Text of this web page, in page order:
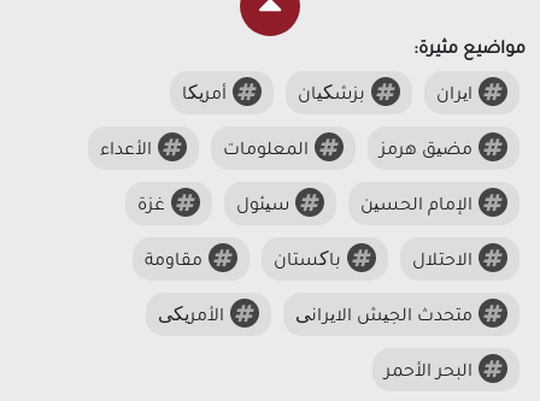
مواضيع مثيرة:
ایران بزشکیان أمریکا
مضیق هرمز المعلومات الأعداء
الإمام الحسین سیئول غزة
الاحتلال باکستان مقاومة
متحدث الجیش الایرانی الأمریکی
البحر الأحمر